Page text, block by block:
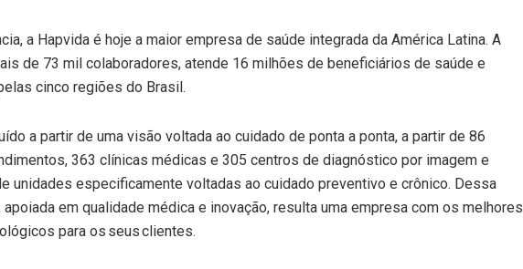
a Hapvida é hoje a maior empresa de saúde integrada da América Latina. A
de 73 mil colaboradores, atende 16 milhões de beneficiários de saúde e
cinco regiões do Brasil.
a partir de uma visão voltada ao cuidado de ponta a ponta, a partir de 86
363 clínicas médicas e 305 centros de diagnóstico por imagem e
unidades especificamente voltadas ao cuidado preventivo e crônico. Dessa
em qualidade médica e inovação, resulta uma empresa com os melhores
para os seus clientes.